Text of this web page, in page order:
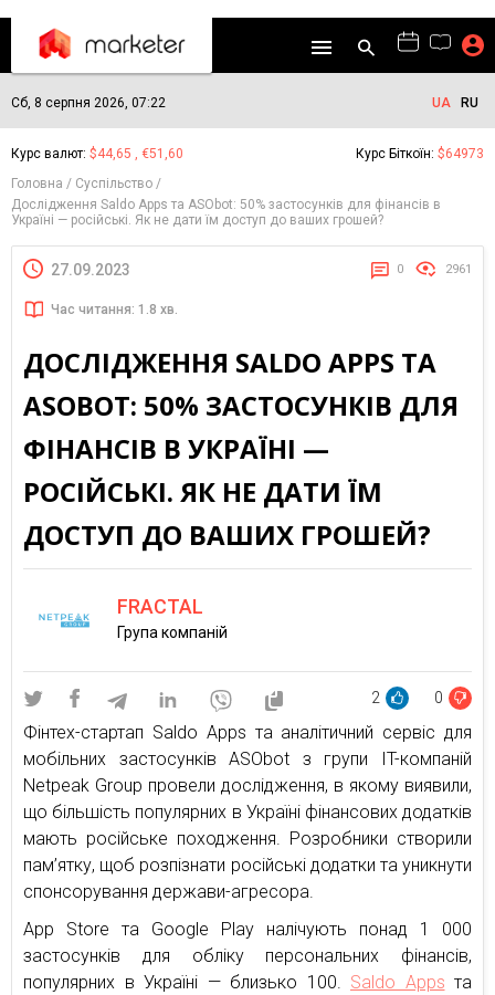
Сб, 8 серпня 2026, 07:22 UA RU
Курс валют: $44,65 , €51,60 Курс Біткоїн: $64973
Головна
Суспільство
Дослідження Saldo Apps та ASObot: 50% застосунків для фінансів в
Україні — російські. Як не дати їм доступ до ваших грошей?
27.09.2023 0 2961
Час читання: 1.8 хв.
ДОСЛІДЖЕННЯ SALDO APPS ТА
ASOBOT: 50% ЗАСТОСУНКІВ ДЛЯ
ФІНАНСІВ В УКРАЇНІ —
РОСІЙСЬКІ. ЯК НЕ ДАТИ ЇМ
ДОСТУП ДО ВАШИХ ГРОШЕЙ?
FRACTAL
Група компаній
2 0
Фінтех-стартап Saldo Apps та аналітичний сервіс для
мобільних застосунків ASObot з групи IT-компаній
Netpeak Group провели дослідження, в якому виявили,
що більшість популярних в Україні фінансових додатків
мають російське походження. Розробники створили
пам’ятку, щоб розпізнати російські додатки та уникнути
спонсорування держави-агресора.
App Store та Google Play налічують понад 1 000
застосунків для обліку персональних фінансів,
популярних в Україні — близько 100. Saldo Apps та